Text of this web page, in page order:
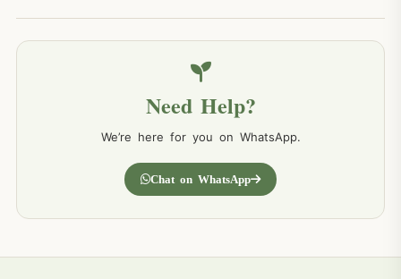
Need Help?
We’re here for you on WhatsApp.
Chat on WhatsApp